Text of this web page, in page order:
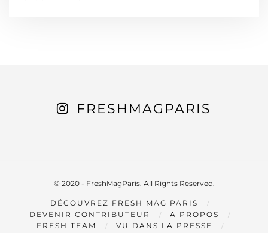
FRESHMAGPARIS
© 2020 - FreshMagParis. All Rights Reserved.
DÉCOUVREZ FRESH MAG PARIS
DEVENIR CONTRIBUTEUR
A PROPOS
FRESH TEAM
VU DANS LA PRESSE